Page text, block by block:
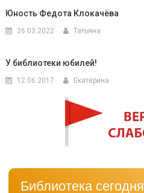
Юность Федота Клокачёва
26.03.2022 Татьяна
У библиотеки юбилей!
12.06.2017 Екатерина
Библиотека сегодня